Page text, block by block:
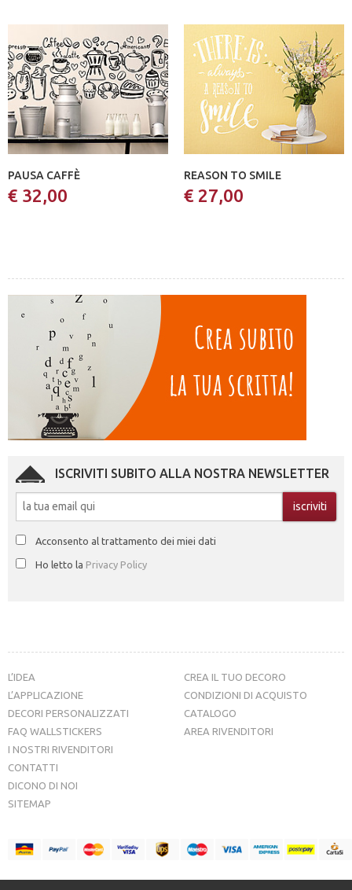
PAUSA CAFFÈ
€ 32,00
REASON TO SMILE
€ 27,00
ISCRIVITI SUBITO ALLA NOSTRA NEWSLETTER
Acconsento al trattamento dei miei dati
Ho letto la Privacy Policy
L’IDEA
L’APPLICAZIONE
DECORI PERSONALIZZATI
FAQ WALLSTICKERS
CREA IL TUO DECORO
CONDIZIONI DI ACQUISTO
CATALOGO
AREA RIVENDITORI
I NOSTRI RIVENDITORI
CONTATTI
DICONO DI NOI
SITEMAP